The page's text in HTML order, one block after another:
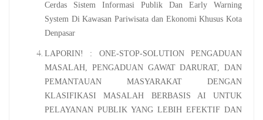
Cerdas Sistem Informasi Publik Dan Early Warning
System Di Kawasan Pariwisata dan Ekonomi Khusus Kota
Denpasar
LAPORIN! : ONE-STOP-SOLUTION PENGADUAN
MASALAH, PENGADUAN GAWAT DARURAT, DAN
PEMANTAUAN MASYARAKAT DENGAN
KLASIFIKASI MASALAH BERBASIS AI UNTUK
PELAYANAN PUBLIK YANG LEBIH EFEKTIF DAN